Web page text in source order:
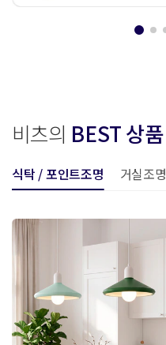
비츠의 BEST 상품
식탁 / 포인트조명 거실조명